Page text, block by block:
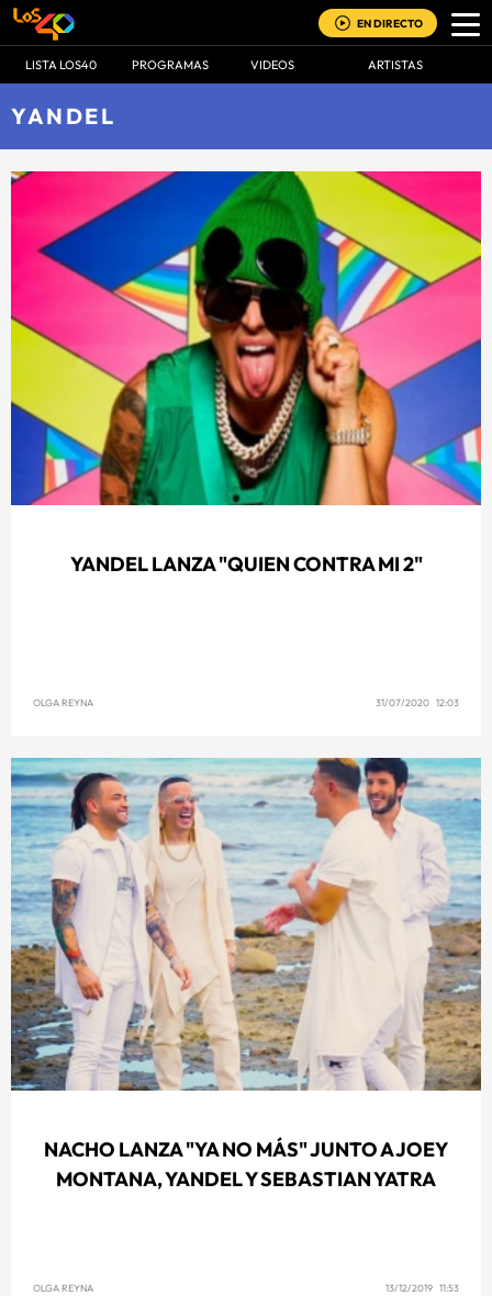
EN DIRECTO
LISTA LOS40 PROGRAMAS VIDEOS ARTISTAS
YANDEL
YANDEL LANZA "QUIEN CONTRA MI 2"
OLGA REYNA 31/07/2020 12:03
NACHO LANZA "YA NO MÁS" JUNTO A JOEY
MONTANA, YANDEL Y SEBASTIAN YATRA
OLGA REYNA 13/12/2019 11:53